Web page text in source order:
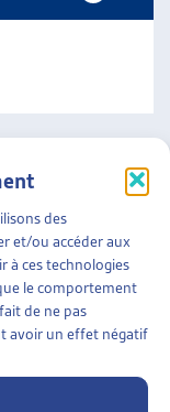
des
et/ou accéder aux
à ces technologies
le comportement
de ne pas
avoir un effet négatif
?
À L’AIDE
sont des
le plus
ont, par [...]
| Elena